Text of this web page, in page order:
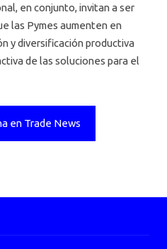
en conjunto, invitan a ser
las Pymes aumenten en
y diversificación productiva
de las soluciones para el
en Trade News